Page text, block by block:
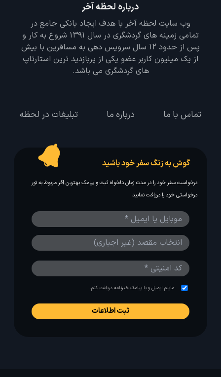
درباره لحظه آخر
وب سایت لحظه آخر با هدف ایجاد بانکی جامع در
تمامی زمینه های گردشگری در سال 1391 شروع به کار و
پس از حدود 12 سال سرویس دهی به مسافرین با بیش
از یک میلیون کاربر عضو یکی از پربازدید ترین استارتاپ
های گردشگری می باشد.
تماس با ما درباره ما تبلیغات در لحظه
گوش به زنگ سفر خود باشید
درخواست سفر خود را در مدت زمان دلخواه ثبت و پیامک بهترین آفر مربوط به تور
درخواستی خود را دریافت نمایید
مایلم ایمیل و یا پیامک خبرنامه دریافت کنم.